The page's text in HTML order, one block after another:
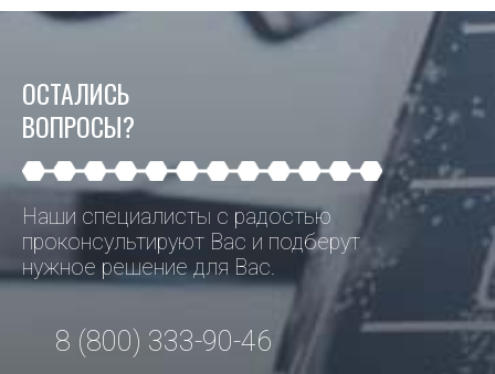
ОСТАЛИСЬ
ВОПРОСЫ?
Наши специалисты с радостью
проконсультируют Вас и подберут
нужное решение для Вас.
8 (800) 333-90-46